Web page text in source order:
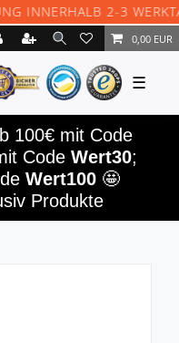
2-3 WERKTAGEN
0,00 EUR
☰
100€ mit Code
Code Wert30;
Wert100 🤩
Produkte